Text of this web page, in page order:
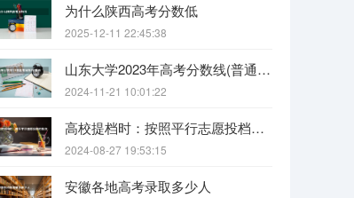
为什么陕西高考分数低
2025-12-11 22:45:38
山东大学2023年高考分数线(普通文理)（免费二本和三本的区别）
2024-11-21 10:01:22
高校提档时：按照平行志愿投档的批次，调档比例原则上控制在105%以内。请问这句话是什么意思呢？
2024-08-27 19:53:15
安徽各地高考录取多少人